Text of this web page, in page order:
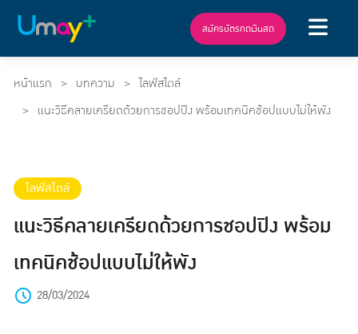
สมัครบัตรกดเงินสด
หน้าแรก บทความ
ไลฟ์สไตล์
แนะวิธีคลายเครียดด้วยการชอปปิง พร้อมเทคนิคช้อปแบบไม่ให้พัง
ไลฟ์สไตล์
แนะวิธีคลายเครียดด้วยการชอปปิง พร้อม
เทคนิคช้อปแบบไม่ให้พัง
28/03/2024